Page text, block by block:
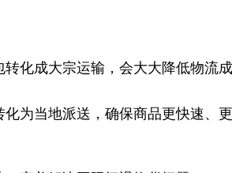
化成大宗运输，会大大降低物流成
为当地派送，确保商品更快速